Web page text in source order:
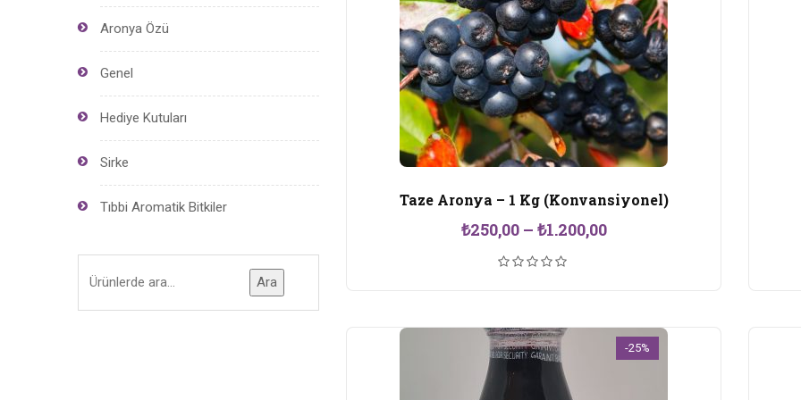
Aronya Özü
Genel
Hediye Kutuları
Sirke
Tıbbi Aromatik Bitkiler
Ara
Taze Aronya – 1 Kg (Konvansiyonel)
₺250,00 – ₺1.200,00Fiyat
-25%